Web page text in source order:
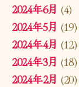
2024年6月 (4)
2024年5月 (19)
2024年4月 (12)
2024年3月 (18)
2024年2月 (20)